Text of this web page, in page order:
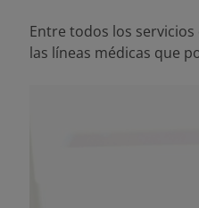
Entre todos los
las líneas médicas que